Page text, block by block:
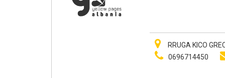
RRUGA KICO
0696714450